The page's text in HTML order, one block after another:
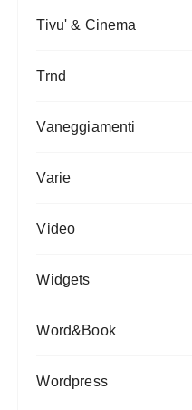
Tivu' & Cinema
Trnd
Vaneggiamenti
Varie
Video
Widgets
Word&Book
Wordpress